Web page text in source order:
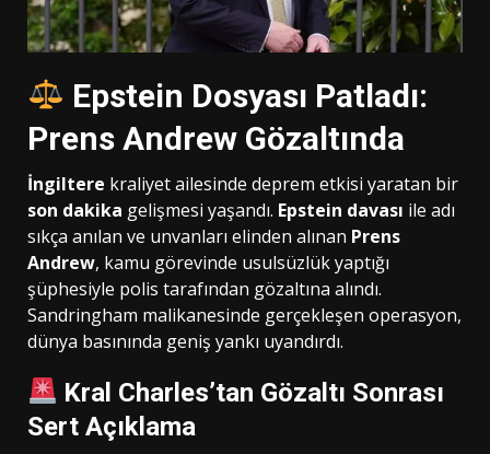
Epstein Dosyası Patladı:
Prens Andrew Gözaltında
İngiltere kraliyet ailesinde deprem etkisi yaratan bir
son dakika gelişmesi yaşandı. Epstein davası ile adı
sıkça anılan ve unvanları elinden alınan Prens
Andrew, kamu görevinde usulsüzlük yaptığı
şüphesiyle polis tarafından gözaltına alındı.
Sandringham malikanesinde gerçekleşen operasyon,
dünya basınında geniş yankı uyandırdı.
Kral Charles’tan Gözaltı Sonrası
Sert Açıklama